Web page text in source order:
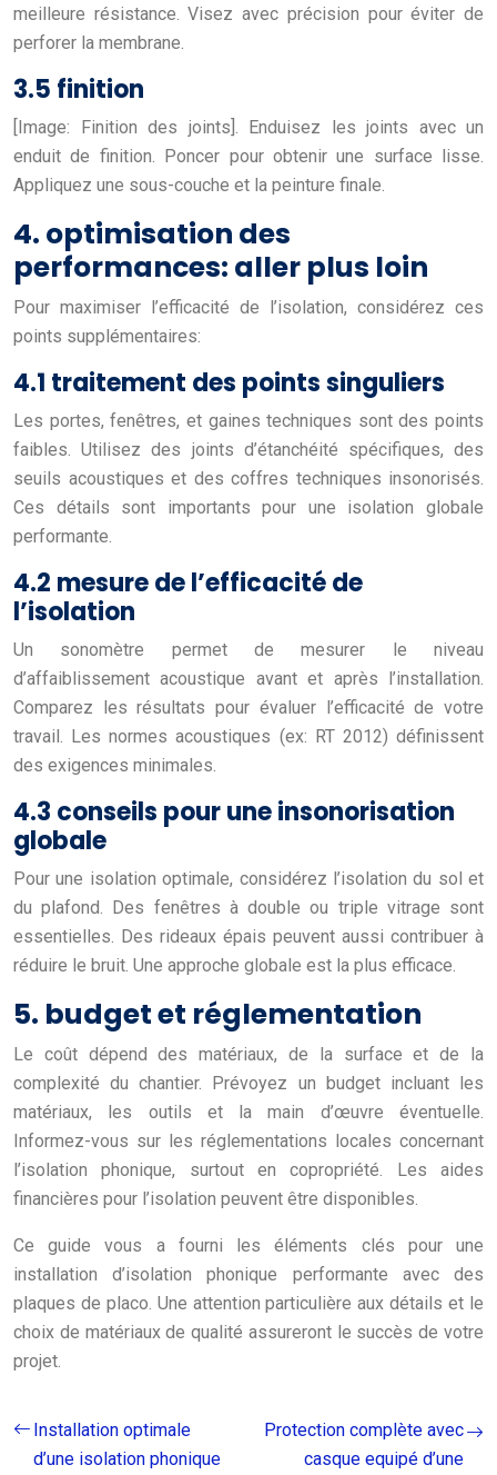
meilleure résistance. Visez avec précision pour éviter de
perforer la membrane.
3.5 finition
[Image: Finition des joints]. Enduisez les joints avec un
enduit de finition. Poncer pour obtenir une surface lisse.
Appliquez une sous-couche et la peinture finale.
4. optimisation des
performances: aller plus loin
Pour maximiser l’efficacité de l’isolation, considérez ces
points supplémentaires:
4.1 traitement des points singuliers
Les portes, fenêtres, et gaines techniques sont des points
faibles. Utilisez des joints d’étanchéité spécifiques, des
seuils acoustiques et des coffres techniques insonorisés.
Ces détails sont importants pour une isolation globale
performante.
4.2 mesure de l’efficacité de
l’isolation
Un sonomètre permet de mesurer le niveau
d’affaiblissement acoustique avant et après l’installation.
Comparez les résultats pour évaluer l’efficacité de votre
travail. Les normes acoustiques (ex: RT 2012) définissent
des exigences minimales.
4.3 conseils pour une insonorisation
globale
Pour une isolation optimale, considérez l’isolation du sol et
du plafond. Des fenêtres à double ou triple vitrage sont
essentielles. Des rideaux épais peuvent aussi contribuer à
réduire le bruit. Une approche globale est la plus efficace.
5. budget et réglementation
Le coût dépend des matériaux, de la surface et de la
complexité du chantier. Prévoyez un budget incluant les
matériaux, les outils et la main d’œuvre éventuelle.
Informez-vous sur les réglementations locales concernant
l’isolation phonique, surtout en copropriété. Les aides
financières pour l’isolation peuvent être disponibles.
Ce guide vous a fourni les éléments clés pour une
installation d’isolation phonique performante avec des
plaques de placo. Une attention particulière aux détails et le
choix de matériaux de qualité assureront le succès de votre
projet.
Installation optimale
d’une isolation phonique
Protection complète avec
casque equipé d’une